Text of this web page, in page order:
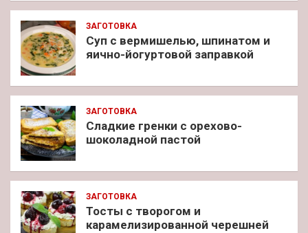
ЗАГОТОВКА
Суп с вермишелью, шпинатом и
яично-йогуртовой заправкой
ЗАГОТОВКА
Сладкие гренки с орехово-
шоколадной пастой
ЗАГОТОВКА
Тосты с творогом и
карамелизированной черешней